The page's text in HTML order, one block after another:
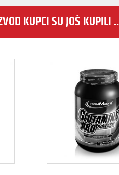
KUPCI SU JOŠ KUPILI